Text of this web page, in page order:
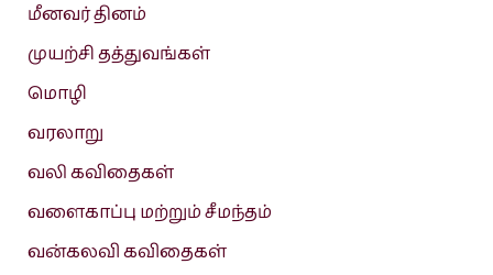
மீனவர் தினம்
முயற்சி தத்துவங்கள்
மொழி
வரலாறு
வலி கவிதைகள்
வளைகாப்பு மற்றும் சீமந்தம்
வன்கலவி கவிதைகள்